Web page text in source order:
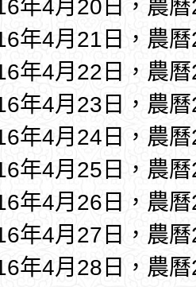
年4月20日，農
年4月21日，農
年4月22日，農
年4月23日，農
年4月24日，農
年4月25日，農
年4月26日，農
年4月27日，農
年4月28日，農